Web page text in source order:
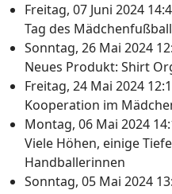
Freitag, 07 Juni 2024
Tag des
Sonntag, 26 Mai 2024
Neues Produkt: Shirt
Freitag, 24 Mai 2024
Kooperation im
Montag, 06 Mai 2024
Viele Höhen, einige
Handballerinnen
Sonntag, 05 Mai 2024